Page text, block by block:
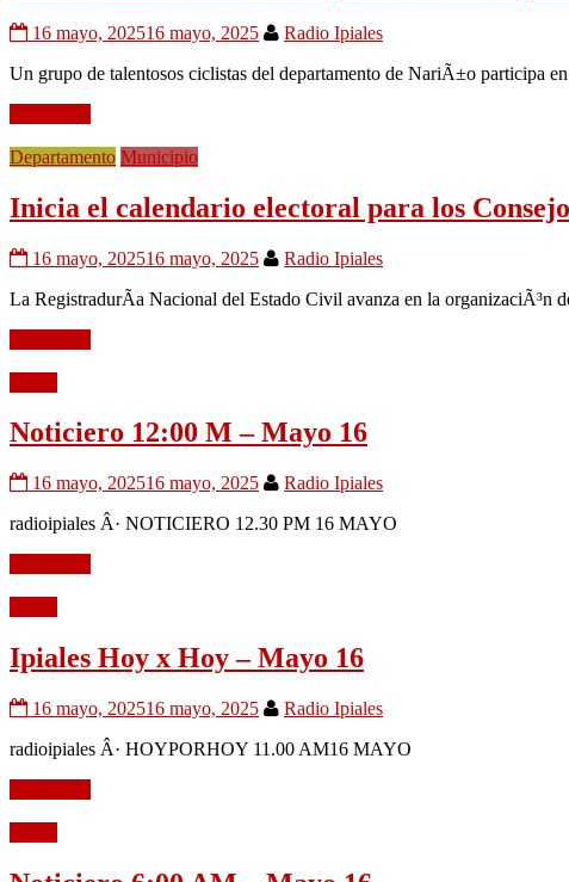
16 mayo, 202516 mayo, 2025
Radio Ipiales
Un grupo de talentosos ciclistas del departamento de NariÃ±o participa
Departamento Municipio
Inicia el calendario electoral para los
16 mayo, 202516 mayo, 2025
Radio Ipiales
La RegistradurÃ­a Nacional del Estado Civil avanza en la organizaciÃ³n
Noticiero 12:00 M – Mayo 16
16 mayo, 202516 mayo, 2025
Radio Ipiales
radioipiales Â· NOTICIERO 12.30 PM 16 MAYO
Ipiales Hoy x Hoy – Mayo 16
16 mayo, 202516 mayo, 2025
Radio Ipiales
radioipiales Â· HOYPORHOY 11.00 AM16 MAYO